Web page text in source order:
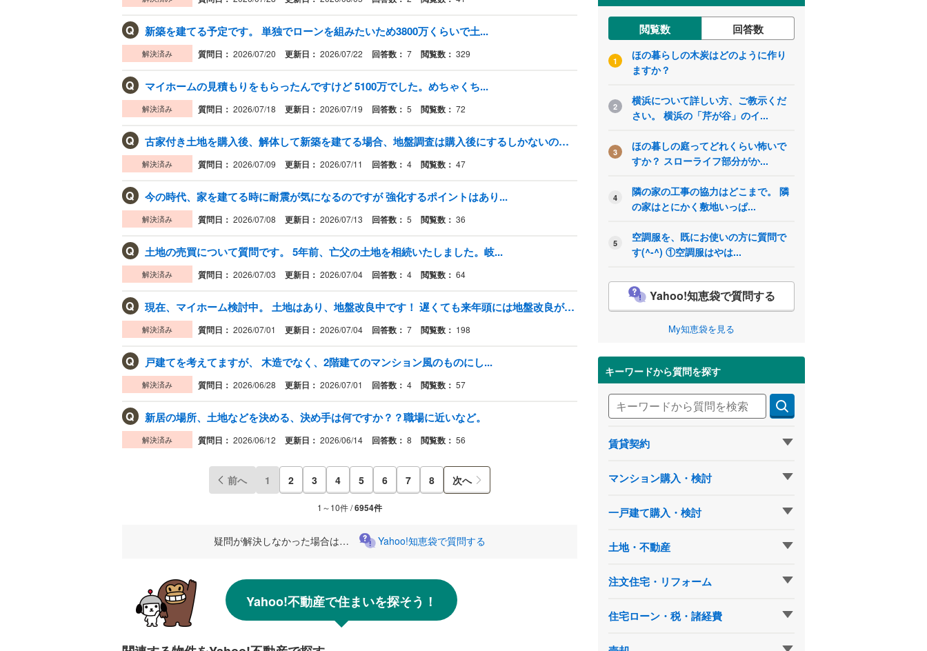
Q 新築を建てる予定です。 単独でローンを組みたいため3800万くらいで土...
解決済み 質問日： 2026/07/20 更新日： 2026/07/22 回答数： 7 閲覧数： 329
Q マイホームの見積もりをもらったんですけど 5100万でした。めちゃくち...
解決済み 質問日： 2026/07/18 更新日： 2026/07/19 回答数： 5 閲覧数： 72
Q 古家付き土地を購入後、解体して新築を建てる場合、地盤調査は購入後にするしかないのでしょうか？ （多額な土地改良費がかかることになることを避けたいです…）
解決済み 質問日： 2026/07/09 更新日： 2026/07/11 回答数： 4 閲覧数： 47
Q 今の時代、家を建てる時に耐震が気になるのですが 強化するポイントはあり...
解決済み 質問日： 2026/07/08 更新日： 2026/07/13 回答数： 5 閲覧数： 36
Q 土地の売買について質問です。 5年前、亡父の土地を相続いたしました。岐...
解決済み 質問日： 2026/07/03 更新日： 2026/07/04 回答数： 4 閲覧数： 64
Q 現在、マイホーム検討中。 土地はあり、地盤改良中です！ 遅くても来年頭には地盤改良が終わる見込みで、来年か、再来年には建設希望です。
解決済み 質問日： 2026/07/01 更新日： 2026/07/04 回答数： 7 閲覧数： 198
Q 戸建てを考えてますが、 木造でなく、2階建てのマンション風のものにし...
解決済み 質問日： 2026/06/28 更新日： 2026/07/01 回答数： 4 閲覧数： 57
Q 新居の場所、土地などを決める、決め手は何ですか？？職場に近いなど。
解決済み 質問日： 2026/06/12 更新日： 2026/06/14 回答数： 8 閲覧数： 56
前へ 1 2 3 4 5 6 7 8 次へ
1～10件 /6954件
疑問が解決しなかった場合は… Yahoo!知恵袋で質問する
Yahoo!不動産で住まいを探そう！
閲覧数 回答数
1
ほの暮らしの木炭はどのように作り
ますか？
2
横浜について詳しい方、ご教示くだ
さい。 横浜の「芹が谷」のイ...
3
ほの暮しの庭ってどれくらい怖いで
すか？ スローライフ部分がか...
4
隣の家の工事の協力はどこまで。 隣
の家はとにかく敷地いっぱ...
5
空調服を、既にお使いの方に質問で
す(^-^) ①空調服はやは...
Yahoo!知恵袋で質問する
My知恵袋を見る
キーワードから質問を探す
賃貸契約
マンション購入・検討
一戸建て購入・検討
土地・不動産
注文住宅・リフォーム
住宅ローン・税・諸経費